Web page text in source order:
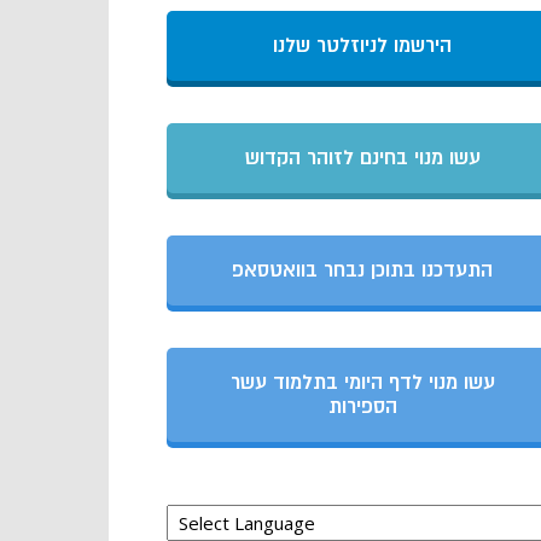
הירשמו לניוזלטר שלנו
עשו מנוי בחינם לזוהר הקדוש
התעדכנו בתוכן נבחר בוואטסאפ
עשו מנוי לדף היומי בתלמוד עשר
הספירות